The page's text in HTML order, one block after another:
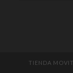
TIENDA